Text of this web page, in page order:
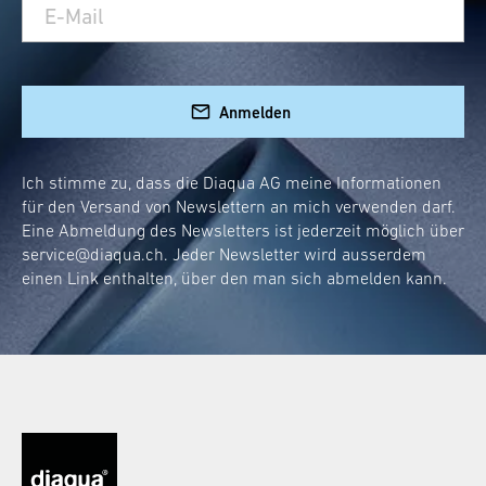
Einhängen
Einfach praktisch und unglaublich schick – das
diaqua® Türgarderobe zum
Einhängen. Ohne Bohren oder Schrauben
bringst du Ordnung in deine vier Wände. Ob an
der Aussenseite der Tür für schnellen Zugriff
auf Handtücher und Bademäntel oder diskret
an der Rückseite verborgen, diese Garderobe
fügt sich nahtlos in dein Raumkonzept ein.
Schnelle und einfache Montage
Hochwertige Materialien für lange
Stilvolles Accessoire:
Anmelden
Ich stimme zu, dass die Diaqua AG meine Informationen
für den Versand von Newslettern an mich verwenden darf.
Eine Abmeldung des Newsletters ist jederzeit möglich über
service@diaqua.ch. Jeder Newsletter wird ausserdem
einen Link enthalten, über den man sich abmelden kann.